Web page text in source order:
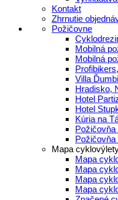
Kontakt
Zhrnutie
Požičovne
Mobilná
Mobilná
Villa
Hradisko,
Hotel
Hotel
Kúria na
Požičovňa
Požičovňa
Mapa
Mapa
Mapa
Mapa
Mapa